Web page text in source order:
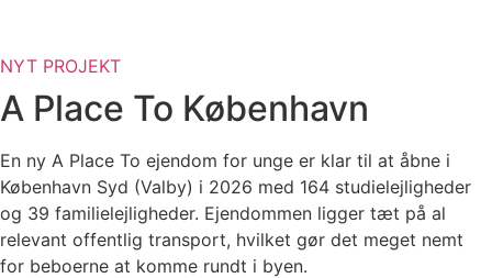
indhold
NYT PROJEKT
A Place To København
En ny A Place To ejendom for unge er klar til at åbne i
København Syd (Valby) i 2026 med 164 studielejligheder
og 39 familielejligheder. Ejendommen ligger tæt på al
relevant offentlig transport, hvilket gør det meget nemt
for beboerne at komme rundt i byen.